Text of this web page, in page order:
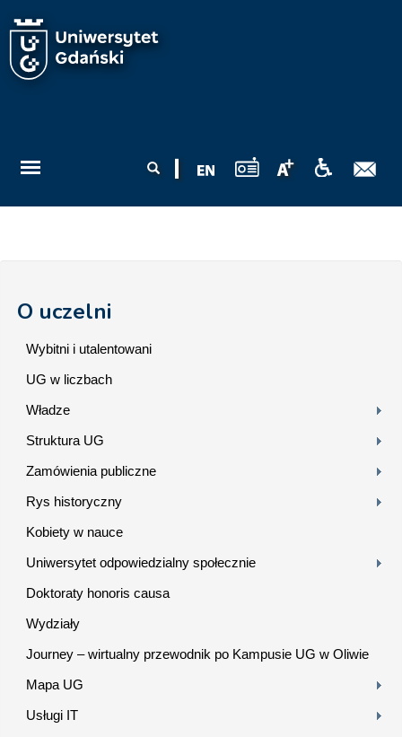
wyszukiwania
O uczelni
Wybitni i utalentowani
UG w liczbach
Władze
Struktura UG
Zamówienia publiczne
Rys historyczny
Kobiety w nauce
Uniwersytet odpowiedzialny społecznie
Doktoraty honoris causa
Wydziały
Journey – wirtualny przewodnik po Kampusie UG w Oliwie
Mapa UG
Usługi IT